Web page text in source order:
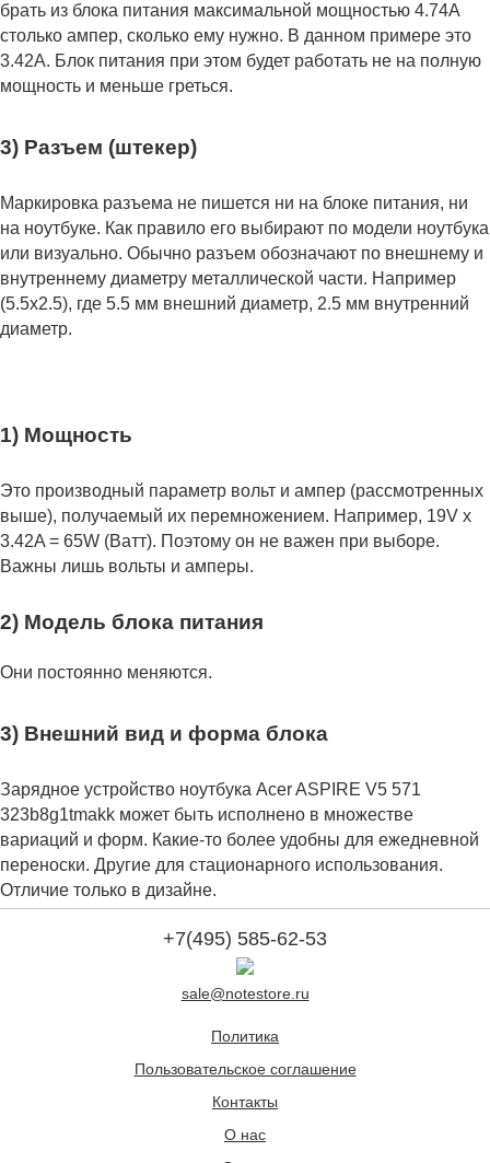
брать из блока питания максимальной мощностью 4.74А
столько ампер, сколько ему нужно. В данном примере это
3.42А. Блок питания при этом будет работать не на полную
мощность и меньше греться.
3) Разъем (штекер)
Маркировка разъема не пишется ни на блоке питания, ни
на ноутбуке. Как правило его выбирают по модели ноутбука
или визуально. Обычно разъем обозначают по внешнему и
внутреннему диаметру металлической части. Например
(5.5x2.5), где 5.5 мм внешний диаметр, 2.5 мм внутренний
диаметр.
1) Мощность
Это производный параметр вольт и ампер (рассмотренных
выше), получаемый их перемножением. Например, 19V x
3.42A = 65W (Ватт). Поэтому он не важен при выборе.
Важны лишь вольты и амперы.
2) Модель блока питания
Они постоянно меняются.
3) Внешний вид и форма блока
Зарядное устройство ноутбука Acer ASPIRE V5 571
323b8g1tmakk может быть исполнено в множестве
вариаций и форм. Какие-то более удобны для ежедневной
переноски. Другие для стационарного использования.
Отличие только в дизайне.
+7(495) 585-62-53
sale@notestore.ru
Политика
Пользовательское соглашение
Контакты
О нас